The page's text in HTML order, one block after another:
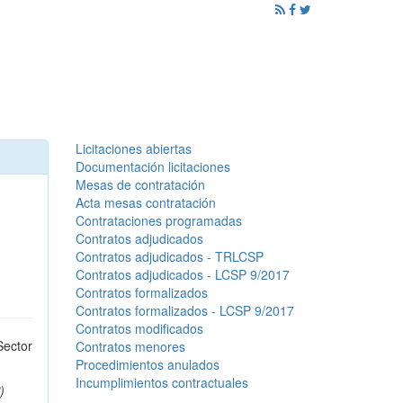
Licitaciones abiertas
Documentación licitaciones
Mesas de contratación
Acta mesas contratación
Contrataciones programadas
Contratos adjudicados
Contratos adjudicados - TRLCSP
Contratos adjudicados - LCSP 9/2017
Contratos formalizados
Contratos formalizados - LCSP 9/2017
Contratos modificados
Contratos menores
Procedimientos anulados
Incumplimientos contractuales